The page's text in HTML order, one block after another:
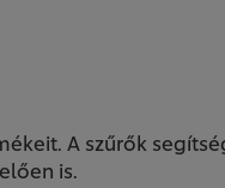
A szűrők
is.